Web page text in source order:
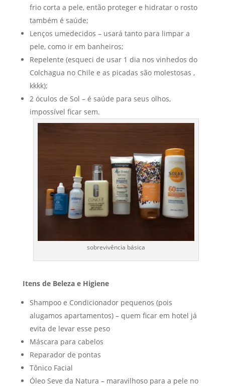
frio corta a pele, então proteger e hidratar o rosto
também é saúde;
Lenços umedecidos – usará tanto para limpar a
pele, como ir em banheiros;
Repelente (esqueci de usar 1 dia nos vinhedos do
Colchagua no Chile e as picadas são molestosas ,
kkkk);
2 óculos de Sol – é saúde para seus olhos,
impossível ficar sem.
sobrevivência básica
Itens de Beleza e Higiene
Shampoo e Condicionador pequenos (pois
alugamos apartamentos) – quem ficar em hotel já
evita de levar esse peso
Máscara para cabelos
Reparador de pontas
Tônico Facial
Óleo Seve da Natura – maravilhoso para a pele no